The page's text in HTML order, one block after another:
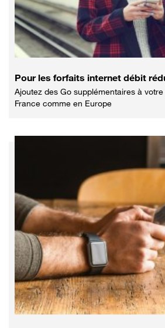
Pour les forfaits internet débit
Ajoutez des Go supplémentaires à
France comme en Europe